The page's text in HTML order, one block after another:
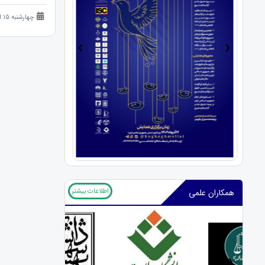
› ‹
همکاران علمی اطلاعات بیشتر
چهارشنبه 15 اسفند 1403 (1 سال قبل )